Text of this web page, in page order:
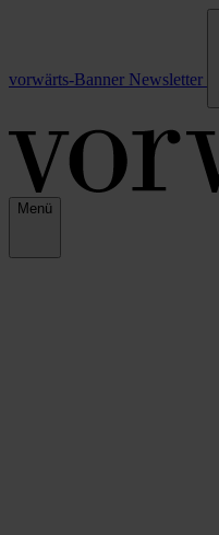
vorwärts-Banner Newsletter
Menü